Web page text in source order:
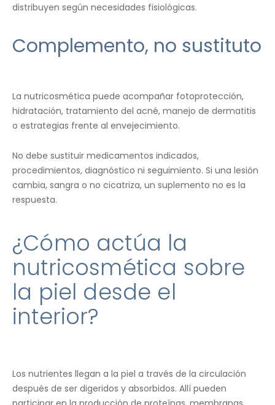
distribuyen según necesidades fisiológicas.
Complemento, no sustituto
La nutricosmética puede acompañar fotoprotección,
hidratación, tratamiento del acné, manejo de dermatitis
o estrategias frente al envejecimiento.
No debe sustituir medicamentos indicados,
procedimientos, diagnóstico ni seguimiento. Si una lesión
cambia, sangra o no cicatriza, un suplemento no es la
respuesta.
¿Cómo actúa la
nutricosmética sobre
la piel desde el
interior?
Los nutrientes llegan a la piel a través de la circulación
después de ser digeridos y absorbidos. Allí pueden